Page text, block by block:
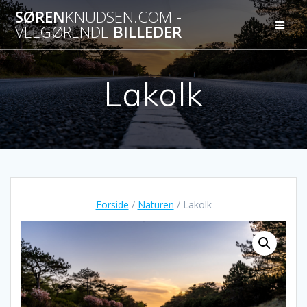
to
content
SØRENKNUDSEN.COM -
VELGØRENDE BILLEDER
Lakolk
Forside / Naturen / Lakolk